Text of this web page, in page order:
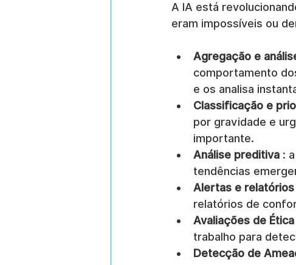
A IA está
eram impossíveis ou
Agregação e
comportamento
e os analisa
Classificação e
por gravidade e
importante.
Análise preditiva :
tendências
Alertas e
relatórios de
Avaliações de
trabalho para
Detecção de